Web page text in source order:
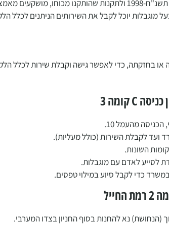
בהתאם לחוק שוויון זכויות לאנשים עם מוגבלויות תשנ"ח-1998 ולתקנות
יוכל לקבל את השירותים הניתנים לכלל
בחזקתה, כדי לאפשר גישה וקבלת שירות לכלל
מהעמל 10.
ועד לקבלת השירות (כולל מעליות).
השונות.
לסייע לאדם עם מוגבלות.
כדי לקבל סיוע במילוי טפסים.
(הנחושת) נא להחנות בסוף החניון בצדו המערבי.